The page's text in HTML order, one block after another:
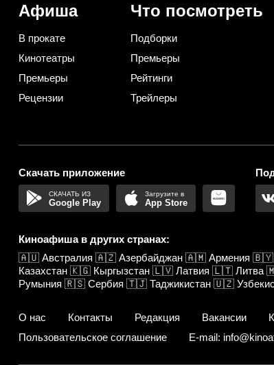
Афиша
В прокате
Кинотеатры
Премьеры
Рецензии
Что посмотреть
Подборки
Премьеры
Рейтинги
Трейлеры
Скачать приложение
Google Play App Store
Киноафиша в других странах:
🇦🇺 Австралия 🇦🇿 Азербайджан 🇦🇲 Армения 🇧🇾
Казахстан 🇰🇬 Кыргызстан 🇱🇻 Латвия 🇱🇹 Литва
Румыния 🇷🇸 Сербия 🇹🇯 Таджикистан 🇺🇿
О нас Контакты Редакция Вакансии
Пользовательское соглашение
E-mail: